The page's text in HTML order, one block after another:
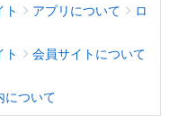
ト アプリについて
ロ
ト
会員サイトについて
について